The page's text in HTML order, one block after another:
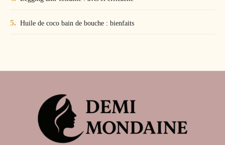
Huile de coco bain de bouche : bienfaits